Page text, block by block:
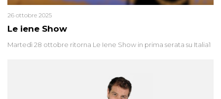
Le iene Show
26 ottobre 2025
Martedì 28 ottobre ritorna Le Iene Show in prima serata su Italia1